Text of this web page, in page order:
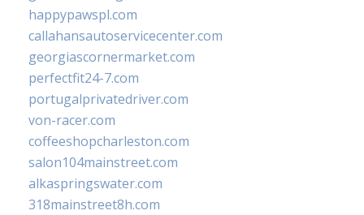
happypawspl.com
callahansautoservicecenter.com
georgiascornermarket.com
perfectfit24-7.com
portugalprivatedriver.com
von-racer.com
coffeeshopcharleston.com
salon104mainstreet.com
alkaspringswater.com
318mainstreet8h.com